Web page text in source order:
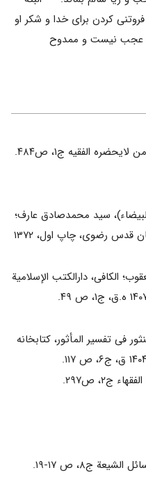
کردن براى خدا و شکر او
عجب نیست و ممدوح
سید محمدصادق عارف؛
مؤسسه چاپ و انتشارات آستان قدس رضوى، چاپ اول، ۱۳۷۲
الکافی، دارالکتب الإسلامیة
فى تفسیر المأثور، کتابخانه